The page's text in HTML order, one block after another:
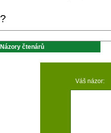
?
Názory čtenárů
Váš názor: